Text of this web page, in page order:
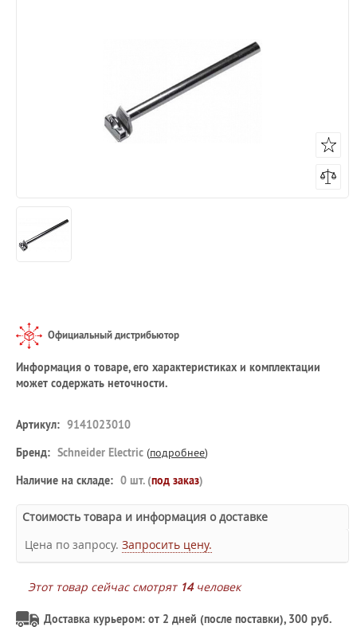
Официальный дистрибьютор
Информация о товаре, его характеристиках и комплектации
может содержать неточности.
Артикул: 9141023010
Бренд: Schneider Electric (подробнее)
Наличие на складе: 0 шт. (под заказ)
Стоимость товара и информация о доставке
Цена по запросу. Запросить цену.
Этот товар сейчас смотрят 14человек
Доставка курьером: от 2 дней (после поставки), 300 руб.